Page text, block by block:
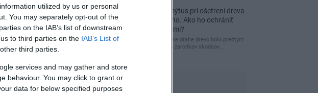
utilized by us or personal
You may separately opt-out of the
on the IAB’s list of downstream
to third parties on the IAB’s List of
third parties.
services and may gather and store
behaviour. You may click to grant or
data for below specified purposes
Re: Toto je najväčší mýtus pri ošetrení dreva
a môže vás vyjsť draho. Ako ho ochrániť
pred hnitím a škodcami?
clovek by cakal ze vysusene drahe drevo bolo predtym
naparovane aby sa zbavilo zarodkov skodcov...